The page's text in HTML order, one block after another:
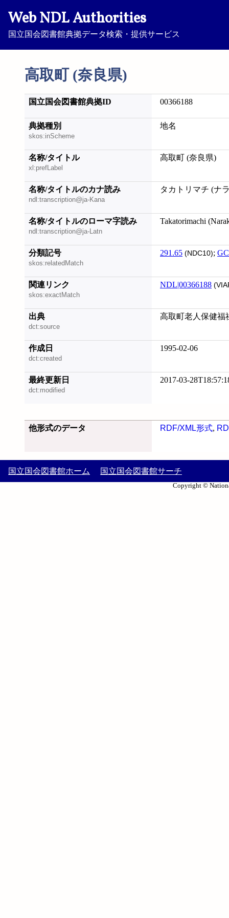
Web NDL Authorities
国立国会図書館典拠データ検索・提供サービス
高取町 (奈良県)
国立国会図書館典拠ID 00366188
典拠種別
skos:inScheme
地名
名称/タイトル
xl:prefLabel
高取町 (奈良県)
名称/タイトルのカナ読み
ndl:transcription@ja-Kana
タカトリマチ (ナ
名称/タイトルのローマ字読み
ndl:transcription@ja-Latn
Takatorimachi
分類記号
skos:relatedMatch
291.65 (NDC10);
関連リンク
skos:exactMatch
NDL|00366188
出典
dct:source
高取町老人保健福
作成日
dct:created
1995-02-06
最終更新日
dct:modified
2017-03-
他形式のデータ RDF/XML形式,
国立国会図書館ホーム 国立国会図書館サーチ
Copyright ©